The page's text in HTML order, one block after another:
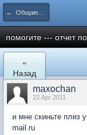
← Общаются экономисты
помогите --- отчет
«
Назад
maxochan
22 Apr 2011
и мне скиньте плиз
mail.ru